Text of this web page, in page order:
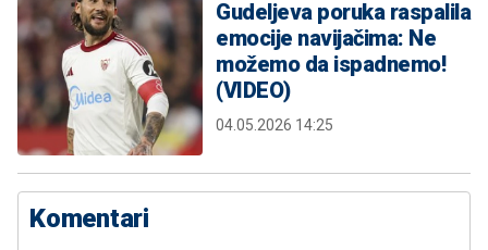
Gudeljeva poruka raspalila
emocije navijačima: Ne
možemo da ispadnemo!
(VIDEO)
04.05.2026 14:25
Komentari